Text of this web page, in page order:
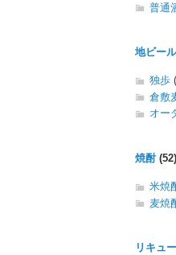
普通
地ビール
独歩
倉敷
オー
焼酎(52)
米焼
麦焼
リキュ